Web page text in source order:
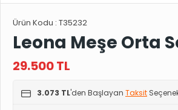
Ürün Kodu : T35232
Leona Meşe Orta
29.500TL
3.073 TL'den Başlayan Taksit